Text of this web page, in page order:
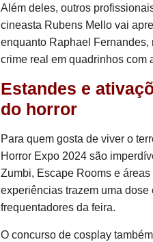
Além deles, outros
cineasta Rubens Mello vai
enquanto Raphael
crime real em quadrinhos com
Estandes e
do horror
Para quem gosta de viver o
Horror Expo 2024 são
Zumbi, Escape Rooms e
experiências trazem uma
frequentadores da feira.
O concurso de cosplay